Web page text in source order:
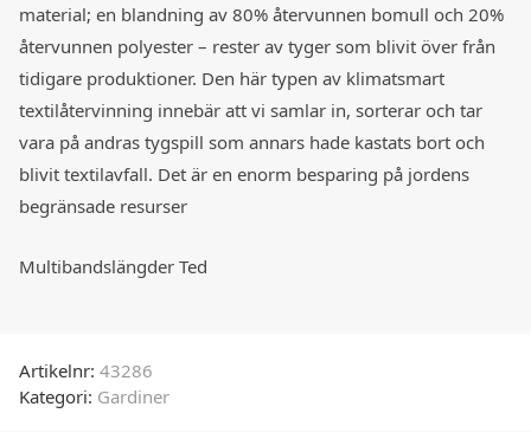
material; en blandning av 80% återvunnen bomull och 20%
återvunnen polyester – rester av tyger som blivit över från
tidigare produktioner. Den här typen av klimatsmart
textilåtervinning innebär att vi samlar in, sorterar och tar
vara på andras tygspill som annars hade kastats bort och
blivit textilavfall. Det är en enorm besparing på jordens
begränsade resurser
Multibandslängder Ted
Artikelnr: 43286
Kategori: Gardiner